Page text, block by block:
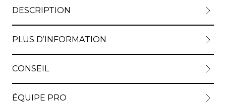
DESCRIPTION
PLUS D’INFORMATION
CONSEIL
ÉQUIPE PRO